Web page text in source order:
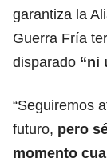
garantiza la
Guerra Fría
disparado “ni
“Seguiremos
futuro, pero
momento